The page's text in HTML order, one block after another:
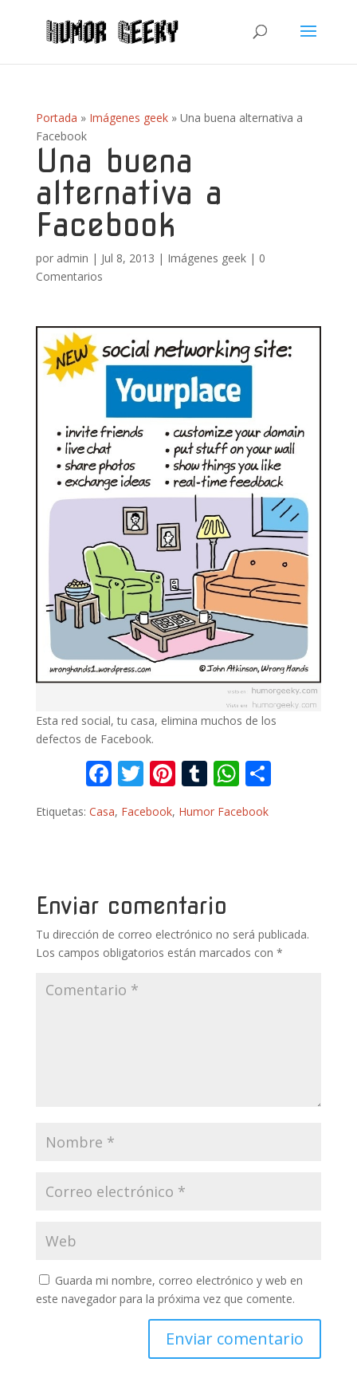
Portada » Imágenes geek» Una buena alternativa a
Facebook
Una buena
alternativa a
Facebook
por admin | Jul 8, 2013 | Imágenes geek| 0
Comentarios
Esta red social, tu casa, elimina muchos de los
defectos de Facebook.
F
ac
e
o
k
T
w
itt
Pi
nt
er
T
u
m
W
h
at
p r
Etiquetas: Casa, Facebook, Humor Facebook
Enviar comentario
Tu dirección de correo electrónico no será publicada.
Los campos obligatorios están marcados con *
Guarda mi nombre, correo electrónico y web en
este navegador para la próxima vez que comente.